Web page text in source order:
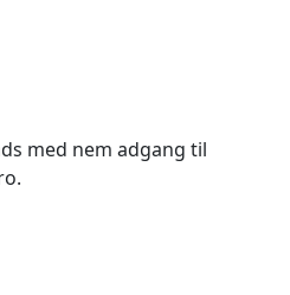
med nem adgang til